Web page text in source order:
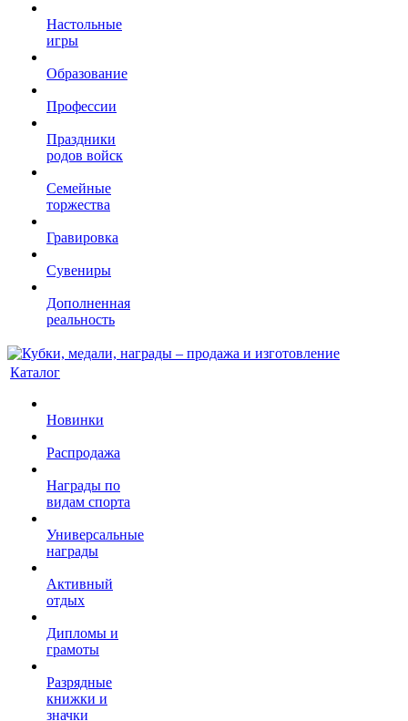
Настольные
игры
Образование
Профессии
Праздники
родов войск
Семейные
торжества
Гравировка
Сувениры
Дополненная
реальность
Каталог
Новинки
Распродажа
Награды по
видам спорта
Универсальные
награды
Активный
отдых
Дипломы и
грамоты
Разрядные
книжки и
значки